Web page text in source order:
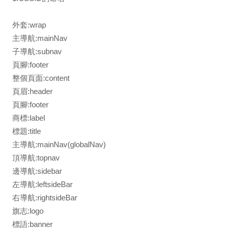
外套:wrap
主導航:mainNav
子導航:subnav
頁腳:footer
整個頁面:content
頁眉:header
頁腳:footer
商標:label
標題:title
主導航:mainNav(globalNav)
頂導航:topnav
邊導航:sidebar
左導航:leftsideBar
右導航:rightsideBar
旗志:logo
標語:banner